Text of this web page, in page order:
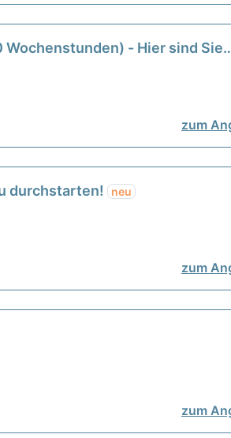
- Hier sind Sie
zum
durchstarten! neu
zum
zum